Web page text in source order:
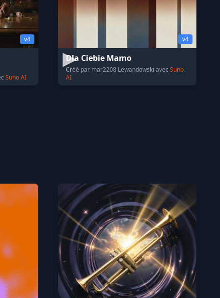
v4
Suno AI
v4
Dla Ciebie Mamo
Créé par mar2208 Lewandowski avec Suno
AI